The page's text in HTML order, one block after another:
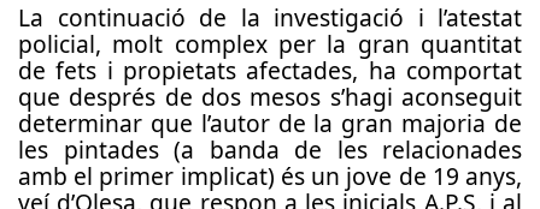
La continuació de la investigació i l’atestat
policial, molt complex per la gran quantitat
de fets i propietats afectades, ha comportat
que després de dos mesos s’hagi aconseguit
determinar que l’autor de la gran majoria de
les pintades (a banda de les relacionades
amb el primer implicat) és un jove de 19 anys,
veí d’Olesa, que respon a les inicials A.P.S, i al